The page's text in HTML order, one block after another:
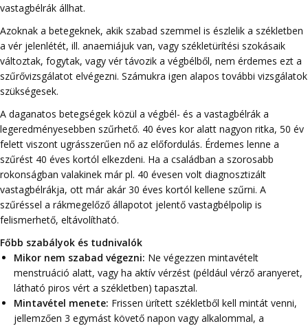
vastagbélrák állhat.
Azoknak a betegeknek, akik szabad szemmel is észlelik a székletben
a vér jelenlétét, ill. anaemiájuk van, vagy székletürítési szokásaik
változtak, fogytak, vagy vér távozik a végbélből, nem érdemes ezt a
szűrővizsgálatot elvégezni. Számukra igen alapos további vizsgálatok
szükségesek.
A daganatos betegségek közül a végbél- és a vastagbélrák a
legeredményesebben szűrhető. 40 éves kor alatt nagyon ritka, 50 év
felett viszont ugrásszerűen nő az előfordulás. Érdemes lenne a
szűrést 40 éves kortól elkezdeni. Ha a családban a szorosabb
rokonságban valakinek már pl. 40 évesen volt diagnosztizált
vastagbélrákja, ott már akár 30 éves kortól kellene szűrni. A
szűréssel a rákmegelőző állapotot jelentő vastagbélpolip is
felismerhető, eltávolítható.
Főbb szabályok és tudnivalók
Mikor nem szabad végezni: Ne végezzen mintavételt
menstruáció alatt, vagy ha aktív vérzést (például vérző aranyeret,
látható piros vért a székletben) tapasztal.
Mintavétel menete: Frissen ürített székletből kell mintát venni,
jellemzően 3 egymást követő napon vagy alkalommal, a